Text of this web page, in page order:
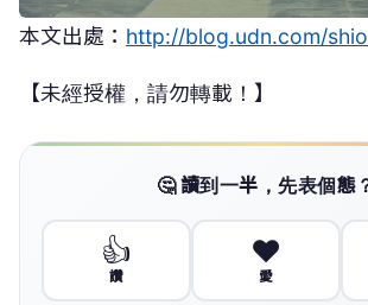
本文出處： http://blog.udn.com/
【未經授權，請勿轉載！】
🤔 讀到一半，先表個態
👍
讚
❤️
愛